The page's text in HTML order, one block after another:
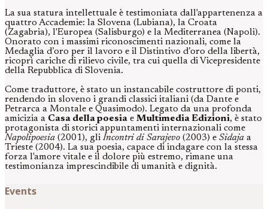
La sua statura intellettuale è testimoniata dall'appartenenza a
quattro Accademie: la Slovena (Lubiana), la Croata
(Zagabria), l'Europea (Salisburgo) e la Mediterranea (Napoli).
Onorato con i massimi riconoscimenti nazionali, come la
Medaglia d’oro per il lavoro e il Distintivo d’oro della libertà,
ricoprì cariche di rilievo civile, tra cui quella di Vicepresidente
della Repubblica di Slovenia.
Come traduttore, è stato un instancabile costruttore di ponti,
rendendo in sloveno i grandi classici italiani (da Dante e
Petrarca a Montale e Quasimodo). Legato da una profonda
amicizia a Casa della poesia e Multimedia Edizioni, è stato
protagonista di storici appuntamenti internazionali come
Napolipoesia (2001), gli Incontri di Sarajevo (2003) e Sidaja a
Trieste (2004). La sua poesia, capace di indagare con la stessa
forza l'amore vitale e il dolore più estremo, rimane una
testimonianza imprescindibile di umanità e dignità.
Events